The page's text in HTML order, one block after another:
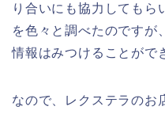
り合いにも協力してもら
を色々と調べたのですが
情報はみつけることがで
なので、レクステラのお